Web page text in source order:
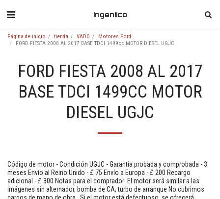
Ingeniico
Página de inicio tienda VADO
Motores Ford
FORD FIESTA 2008 AL 2017 BASE TDCI 1499cc MOTOR DIESEL UGJC
FORD FIESTA 2008 AL 2017
BASE TDCI 1499CC MOTOR
DIESEL UGJC
Código de motor - Condición UGJC - Garantía probada y comprobada - 3
meses Envío al Reino Unido - £ 75 Envío a Europa - £ 200 Recargo
adicional - £ 300 Notas para el comprador: El motor será similar a las
imágenes sin alternador, bomba de CA, turbo de arranque No cubrimos